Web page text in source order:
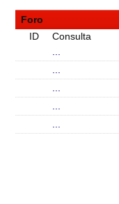
Foro
ID
Consulta